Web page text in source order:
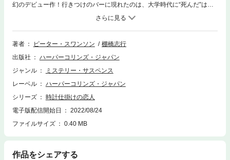
幻のデビュー作！行きつけのバーに現れたのは、大学時代に“死んだ”はず
の恋人だった――彼女に心奪われた者には、悪夢が待っている。出版社に
勤める中年男性ジョージは会社帰りの金曜日、バーで魅惑的な女に目を奪
われる。それは学生時代に“死んだ”はずの恋人リアナだった。「ある男に
狙われていて助けてほしい」――関わるべきでないと知りながらジョージ
起き、自らが容疑者としてとんでもない悪夢の渦中にいると気づく……先
読み不能の極上ミステリー！
著者 ピーター・スワンソン
棚橋志行
出版社
ハーパーコリンズ・ジャパン
ジャンル
ミステリー・サスペンス
レーベル
ハーパーコリンズ・ジャパン
シリーズ
時計仕掛けの恋人
電子版配信開始日
2022/08/24
ファイルサイズ
0.40 MB
作品をシェアする